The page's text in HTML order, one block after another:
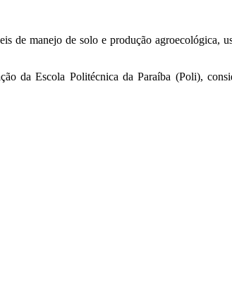
de manejo de solo e produção agroecológica,
da Escola Politécnica da Paraíba (Poli),